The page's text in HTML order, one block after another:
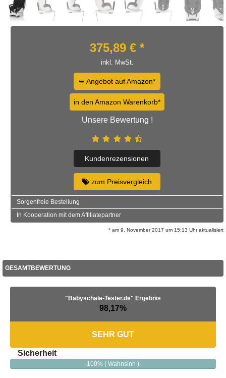
375,89 € *
inkl. MwSt.
➥ Angebot auf Amazon*
in den Amazon Warenkorb*
Unsere Bewertung !
Kundenrezensionen
zum Preisvergleich
Sorgenfreie Bestellung
In Kooperation mit dem Affiliatepartner
* am 9. November 2017 um 15:13 Uhr aktualisiert
GESAMTBEWERTUNG
"Babyschale-Tester.de" Ergebnis
98,17%
SEHR GUT
Sicherheit
100% ( Wahnsinn )